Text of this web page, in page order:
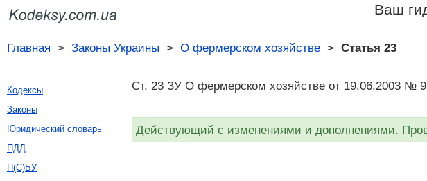
Ваш
Главная > Законы Украины > О фермерском хозяйстве > Статья 23
Ст. 23 ЗУ О фермерском хозяйстве от 19.06.2003 №
Действующий с изменениями и дополнениями.
Кодексы
Законы
Юридический словарь
ПДД
П(С)БУ